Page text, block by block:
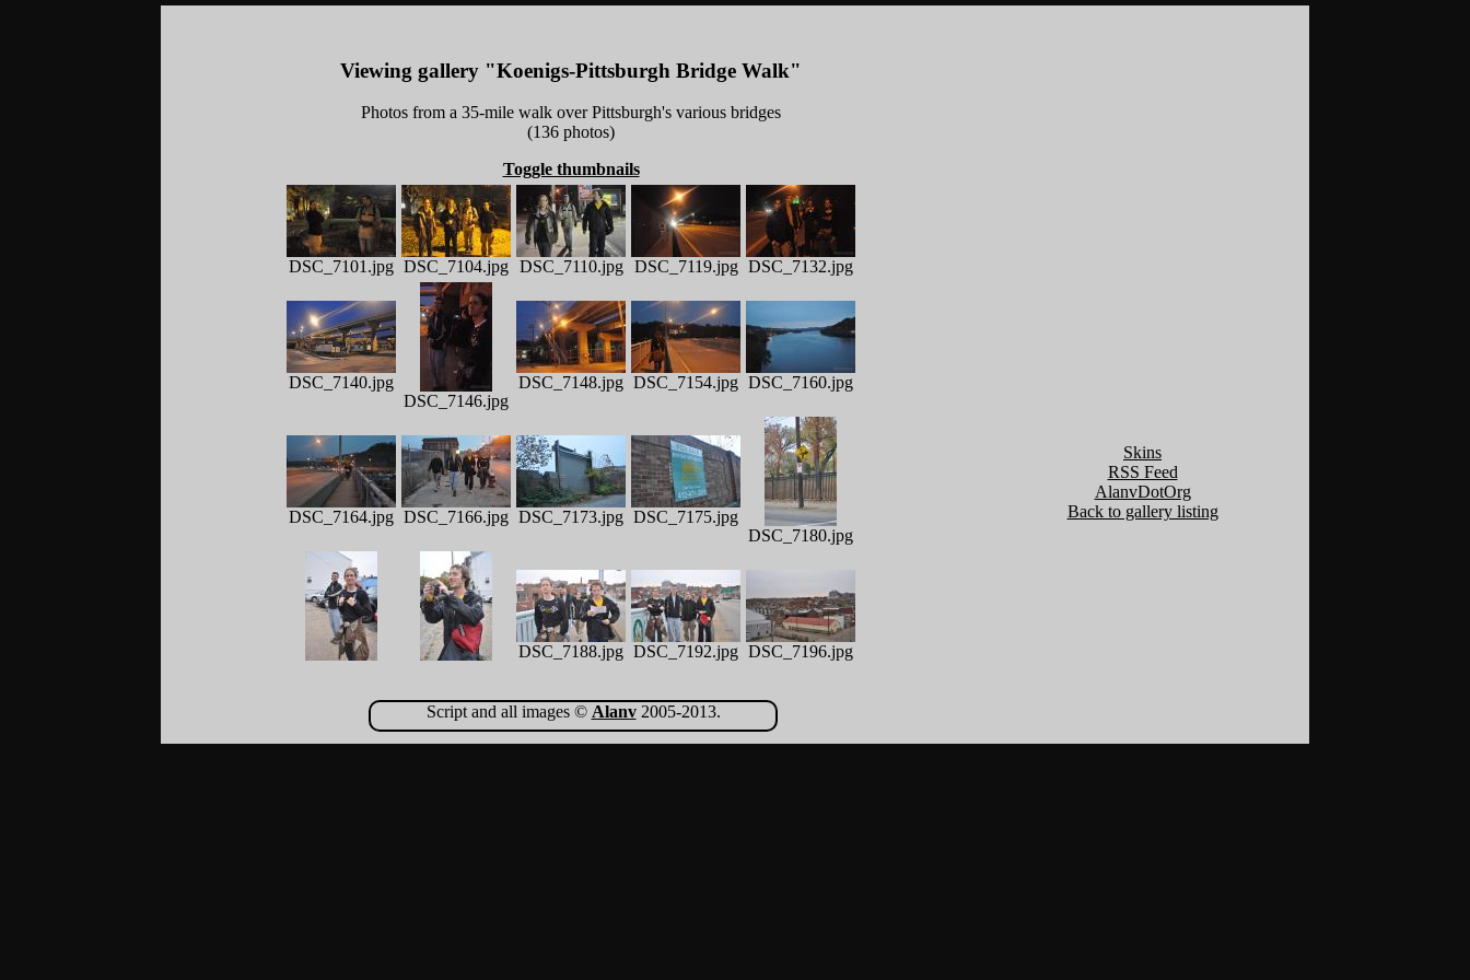
Skins
RSS Feed
AlanvDotOrg
Back to gallery listing
Viewing gallery "Koenigs-Pittsburgh Bridge Walk"
Photos from a 35-mile walk over Pittsburgh's various bridges
(136 photos)
Toggle thumbnails
DSC_7101.jpg DSC_7104.jpg DSC_7110.jpg DSC_7119.jpg DSC_7132.jpg
DSC_7140.jpg
DSC_7146.jpg
DSC_7148.jpg DSC_7154.jpg DSC_7160.jpg
DSC_7164.jpg DSC_7166.jpg DSC_7173.jpg DSC_7175.jpg
DSC_7180.jpg
DSC_7188.jpg DSC_7192.jpg DSC_7196.jpg
Script and all images © Alanv2005-2013.